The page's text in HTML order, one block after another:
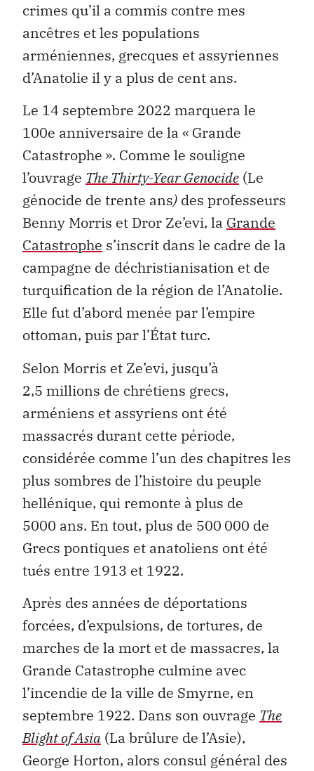
crimes qu’il a commis contre mes
ancêtres et les populations
arméniennes, grecques et assyriennes
d’Anatolie il y a plus de cent ans.
Le 14 septembre 2022 marquera le
100e anniversaire de la « Grande
Catastrophe ». Comme le souligne
l’ouvrage The Thirty-Year Genocide (Le
génocide de trente ans) des professeurs
Benny Morris et Dror Ze’evi, la Grande
Catastrophe s’inscrit dans le cadre de la
campagne de déchristianisation et de
turquification de la région de l’Anatolie.
Elle fut d’abord menée par l’empire
ottoman, puis par l’État turc.
Selon Morris et Ze’evi, jusqu’à
2,5 millions de chrétiens grecs,
arméniens et assyriens ont été
massacrés durant cette période,
considérée comme l’un des chapitres les
plus sombres de l’histoire du peuple
hellénique, qui remonte à plus de
5000 ans. En tout, plus de 500 000 de
Grecs pontiques et anatoliens ont été
tués entre 1913 et 1922.
Après des années de déportations
forcées, d’expulsions, de tortures, de
marches de la mort et de massacres, la
Grande Catastrophe culmine avec
l’incendie de la ville de Smyrne, en
septembre 1922. Dans son ouvrage The
Blight of Asia (La brûlure de l’Asie),
George Horton, alors consul général des